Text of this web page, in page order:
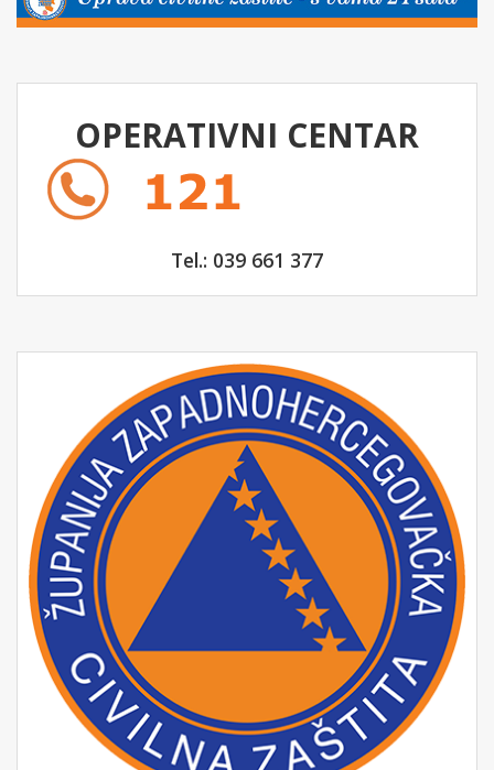
OPERATIVNI CENTAR
Tel.: 039 661 377